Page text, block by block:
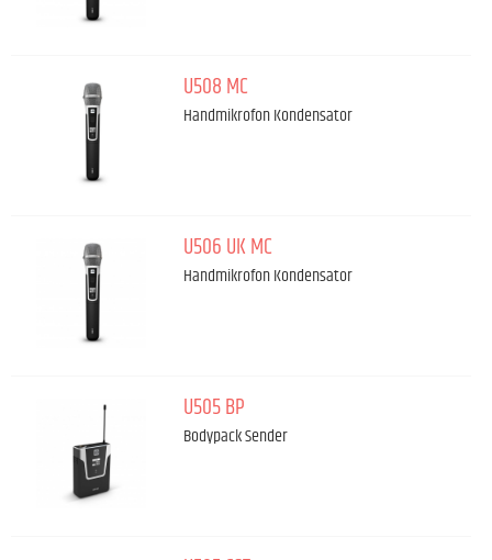
U508 MC
Handmikrofon Kondensator
U506 UK MC
Handmikrofon Kondensator
U505 BP
Bodypack Sender